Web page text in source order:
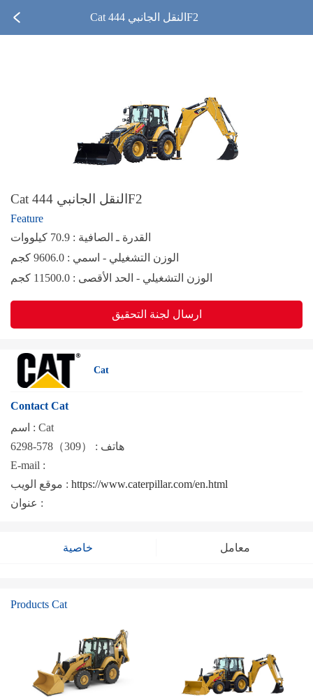
Cat النقل الجانبي 444F2
Cat النقل الجانبي 444F2
Feature
القدرة ـ الصافية : 70.9 كيلووات
الوزن التشغيلي - اسمي : 9606.0 كجم
الوزن التشغيلي - الحد الأقصى : 11500.0 كجم
ارسال لجنة التحقيق
Cat
Contact Cat
اسم : Cat
هاتف : （309）578-6298
E-mail :
موقع الويب : https://www.caterpillar.com/en.html
عنوان :
خاصية معامل
Products Cat